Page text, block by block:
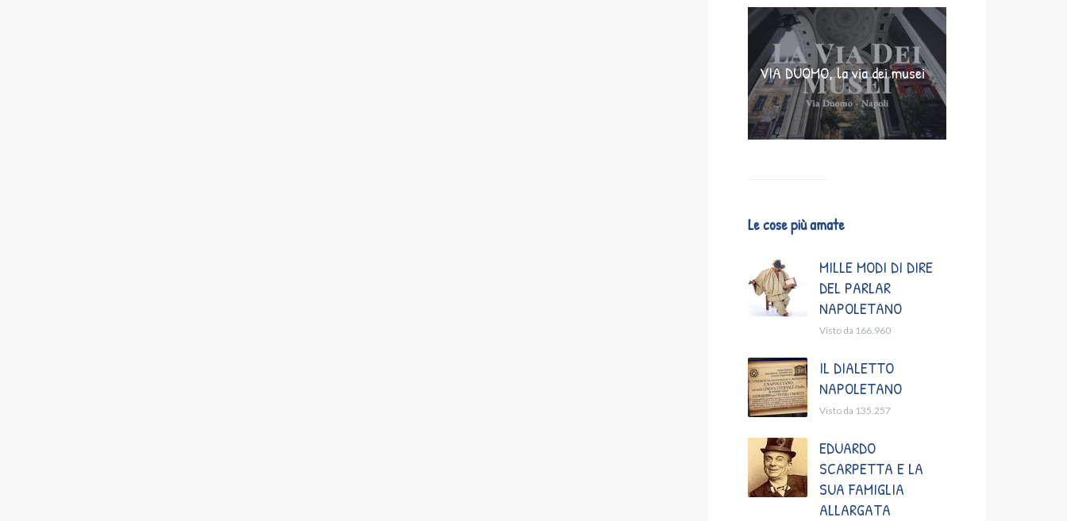
VIA DUOMO, la via dei musei
Le cose più amate
MILLE MODI DI DIRE
DEL PARLAR
NAPOLETANO
Visto da 166.960
IL DIALETTO
NAPOLETANO
Visto da 135.257
EDUARDO
SCARPETTA E LA
SUA FAMIGLIA
ALLARGATA